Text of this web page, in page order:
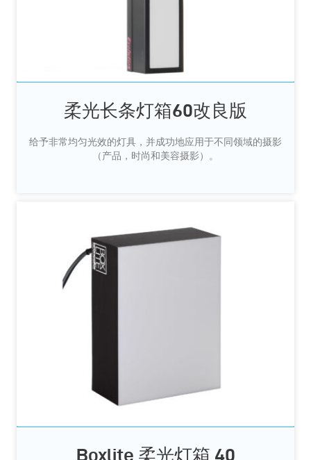
柔光长条灯箱60改良版
给予非常均匀光效的灯具，并成功地应用于不同领域的摄影
（产品，时尚和美容摄影）。
Boxlite 柔光灯箱 40